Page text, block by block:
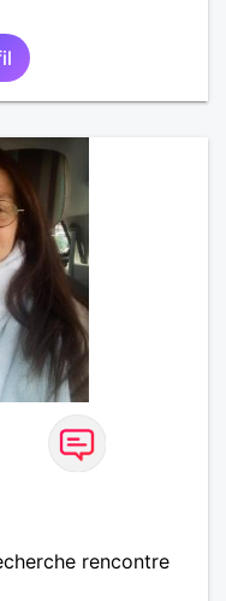
rencontre